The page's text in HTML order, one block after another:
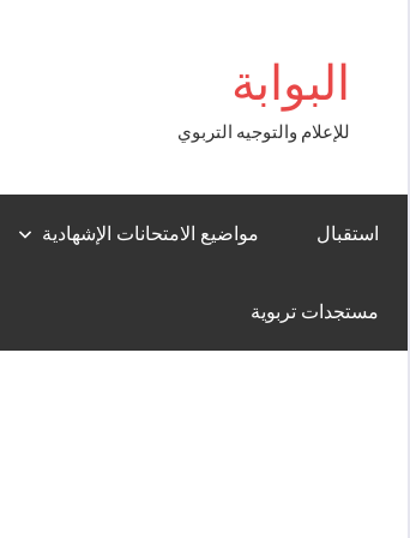
البوابة
للإعلام والتوجيه التربوي
استقبال مواضيع الامتحانات الإشهادية
مستجدات تربوية